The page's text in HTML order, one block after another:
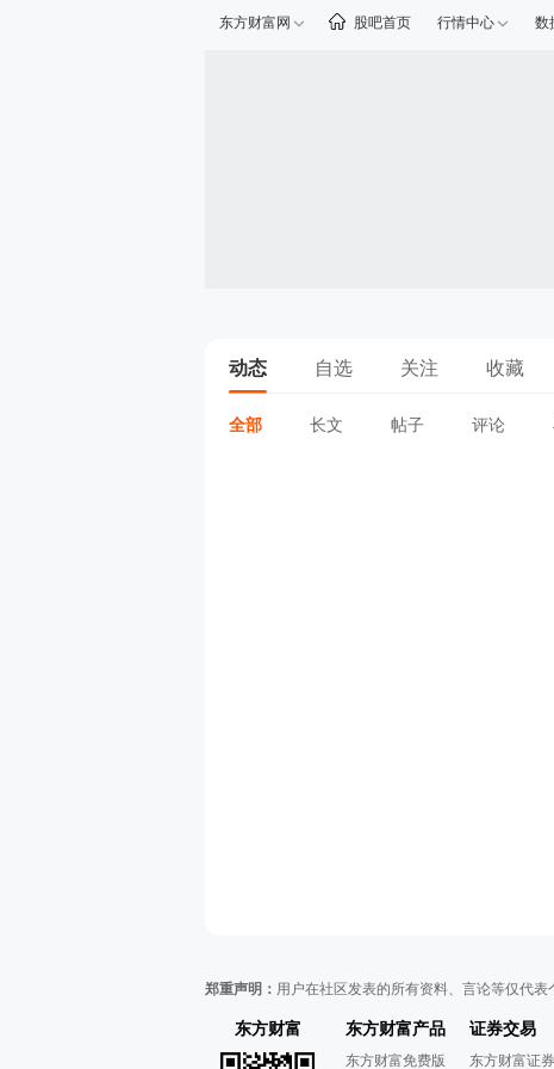
东方财富网 股吧首页 行情中心 数
动态 自选 关注 收藏
全部 长文 帖子 评论
郑重声明： 用户在社区发表的所有资料、言论等仅代
东方财富 东方财富产品
东方财富免费版
证券交易
东方财富证